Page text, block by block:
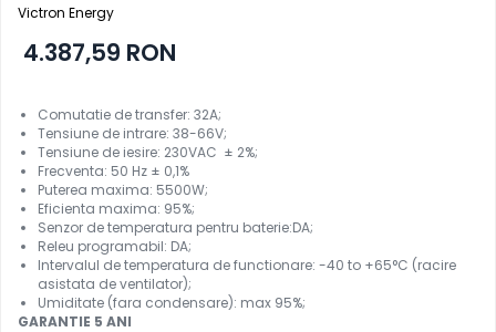
Victron Energy
4.387,59 RON
Comutatie de transfer: 32A;
Tensiune de intrare: 38-66V;
Tensiune de iesire: 230VAC ± 2%;
Frecventa: 50 Hz ± 0,1%
Puterea maxima: 5500W;
Eficienta maxima: 95%;
Senzor de temperatura pentru baterie:DA;
Releu programabil: DA;
Intervalul de temperatura de functionare: -40 to +65°C (racire
asistata de ventilator);
Umiditate (fara condensare): max 95%;
GARANTIE 5 ANI